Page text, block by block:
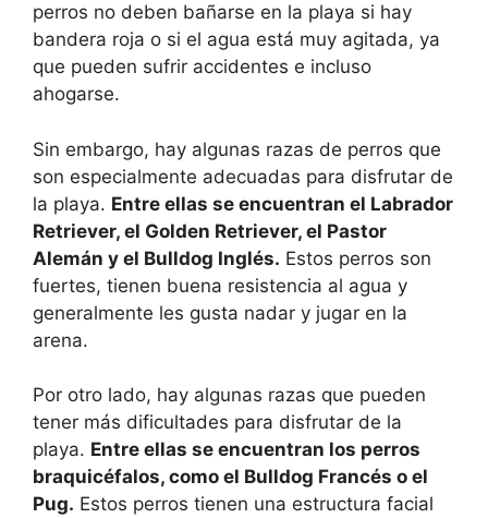
perros no deben bañarse en la playa si hay
bandera roja o si el agua está muy agitada, ya
que pueden sufrir accidentes e incluso
ahogarse.
Sin embargo, hay algunas razas de perros que
son especialmente adecuadas para disfrutar de
la playa. Entre ellas se encuentran el Labrador
Retriever, el Golden Retriever, el Pastor
Alemán y el Bulldog Inglés. Estos perros son
fuertes, tienen buena resistencia al agua y
generalmente les gusta nadar y jugar en la
arena.
Por otro lado, hay algunas razas que pueden
tener más dificultades para disfrutar de la
playa. Entre ellas se encuentran los perros
braquicéfalos, como el Bulldog Francés o el
Pug. Estos perros tienen una estructura facial